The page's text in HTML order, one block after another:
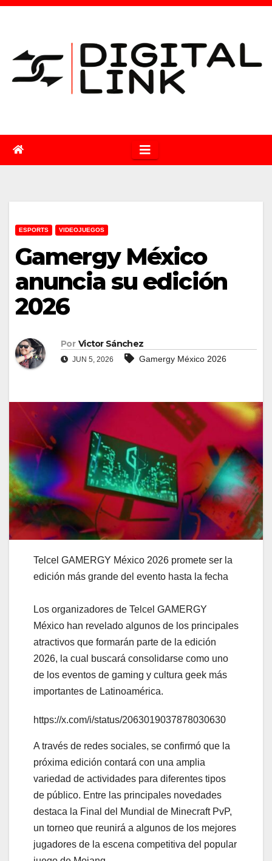
Saltar
ESPORTS VIDEOJUEGOS
Gamergy México
anuncia su edición
2026
Por Victor Sánchez
JUN 5, 2026 Gamergy México 2026
Telcel GAMERGY México 2026 promete ser la
edición más grande del evento hasta la fecha
Los organizadores de Telcel GAMERGY
México han revelado algunos de los principales
atractivos que formarán parte de la edición
2026, la cual buscará consolidarse como uno
de los eventos de gaming y cultura geek más
importantes de Latinoamérica.
https://x.com/i/status/2063019037878030630
A través de redes sociales, se confirmó que la
próxima edición contará con una amplia
variedad de actividades para diferentes tipos
de público. Entre las principales novedades
destaca la Final del Mundial de Minecraft PvP,
un torneo que reunirá a algunos de los mejores
jugadores de la escena competitiva del popular